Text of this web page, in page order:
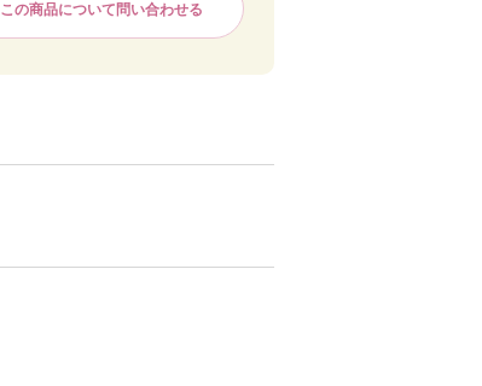
この商品について問い合わせる